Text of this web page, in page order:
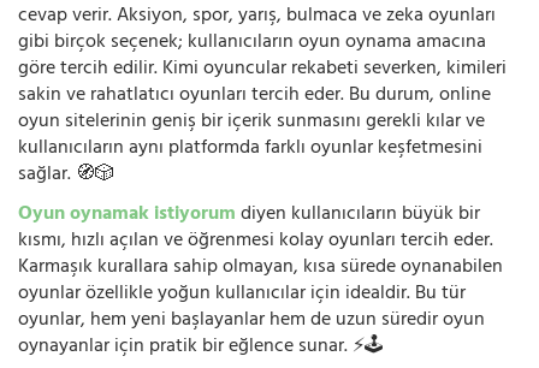
cevap verir. Aksiyon, spor, yarış, bulmaca ve zeka oyunları
gibi birçok seçenek; kullanıcıların oyun oynama amacına
göre tercih edilir. Kimi oyuncular rekabeti severken, kimileri
sakin ve rahatlatıcı oyunları tercih eder. Bu durum, online
oyun sitelerinin geniş bir içerik sunmasını gerekli kılar ve
kullanıcıların aynı platformda farklı oyunlar keşfetmesini
sağlar. 🧭🎲
Oyun oynamak istiyorumdiyen kullanıcıların büyük bir
kısmı, hızlı açılan ve öğrenmesi kolay oyunları tercih eder.
Karmaşık kurallara sahip olmayan, kısa sürede oynanabilen
oyunlar özellikle yoğun kullanıcılar için idealdir. Bu tür
oyunlar, hem yeni başlayanlar hem de uzun süredir oyun
oynayanlar için pratik bir eğlence sunar. ⚡🕹️